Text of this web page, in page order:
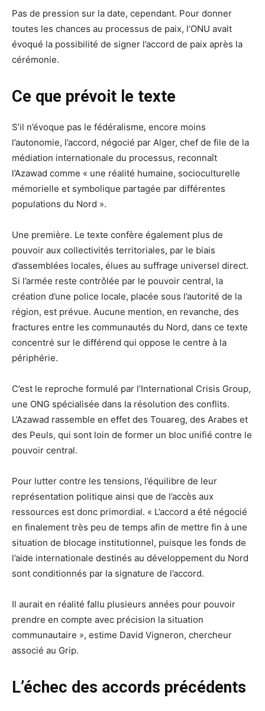
Pas de pression sur la date, cependant. Pour donner
toutes les chances au processus de paix, l’ONU avait
évoqué la possibilité de signer l’accord de paix après la
cérémonie.
Ce que prévoit le texte
S’il n’évoque pas le fédéralisme, encore moins
l’autonomie, l’accord, négocié par Alger, chef de file de la
médiation internationale du processus, reconnaît
l’Azawad comme « une réalité humaine, socioculturelle
mémorielle et symbolique partagée par différentes
populations du Nord ».
Une première. Le texte confère également plus de
pouvoir aux collectivités territoriales, par le biais
d’assemblées locales, élues au suffrage universel direct.
Si l’armée reste contrôlée par le pouvoir central, la
création d’une police locale, placée sous l’autorité de la
région, est prévue. Aucune mention, en revanche, des
fractures entre les communautés du Nord, dans ce texte
concentré sur le différend qui oppose le centre à la
périphérie.
C’est le reproche formulé par l’International Crisis Group,
une ONG spécialisée dans la résolution des conflits.
L’Azawad rassemble en effet des Touareg, des Arabes et
des Peuls, qui sont loin de former un bloc unifié contre le
pouvoir central.
Pour lutter contre les tensions, l’équilibre de leur
représentation politique ainsi que de l’accès aux
ressources est donc primordial. « L’accord a été négocié
en finalement très peu de temps afin de mettre fin à une
situation de blocage institutionnel, puisque les fonds de
l’aide internationale destinés au développement du Nord
sont conditionnés par la signature de l’accord.
Il aurait en réalité fallu plusieurs années pour pouvoir
prendre en compte avec précision la situation
communautaire », estime David Vigneron, chercheur
associé au Grip.
L’échec des accords précédents